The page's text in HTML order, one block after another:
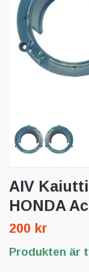
AIV
HONDA
200 kr
Produkten är